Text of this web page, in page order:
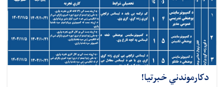
دكارموندني خبرتيا!